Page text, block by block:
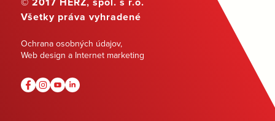
Všetky práva vyhradené
Ochrana osobných údajov,
Web design a Internet marketing